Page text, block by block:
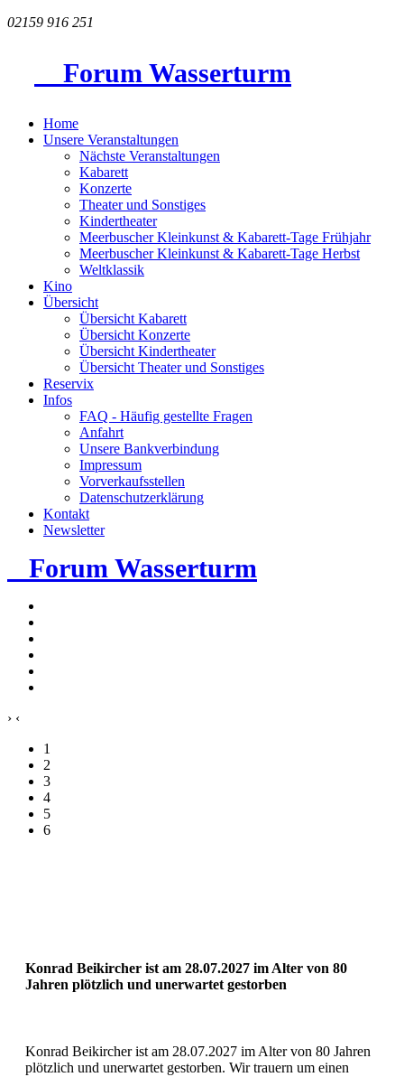
02159 916 251
Forum Wasserturm
Home
Unsere Veranstaltungen
Nächste Veranstaltungen
Kabarett
Konzerte
Theater und Sonstiges
Kindertheater
Meerbuscher Kleinkunst & Kabarett-Tage Frühjahr
Meerbuscher Kleinkunst & Kabarett-Tage Herbst
Weltklassik
Kino
Übersicht
Übersicht Kabarett
Übersicht Konzerte
Übersicht Kindertheater
Übersicht Theater und Sonstiges
Reservix
Infos
FAQ - Häufig gestellte Fragen
Anfahrt
Unsere Bankverbindung
Impressum
Vorverkaufsstellen
Datenschutzerklärung
Kontakt
Newsletter
Forum Wasserturm
› ‹
1
2
3
4
5
6
Konrad Beikircher ist am 28.07.2027 im Alter von 80
Jahren plötzlich und unerwartet gestorben
Konrad Beikircher ist am 28.07.2027 im Alter von 80 Jahren
plötzlich und unerwartet gestorben. Wir trauern um einen